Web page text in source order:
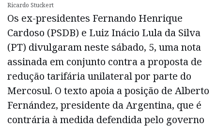
Ricardo Stuckert
Os ex-presidentes Fernando Henrique
Cardoso (PSDB) e Luiz Inácio Lula da Silva
(PT) divulgaram neste sábado, 5, uma nota
assinada em conjunto contra a proposta de
redução tarifária unilateral por parte do
Mercosul. O texto apoia a posição de Alberto
Fernández, presidente da Argentina, que é
contrária à medida defendida pelo governo